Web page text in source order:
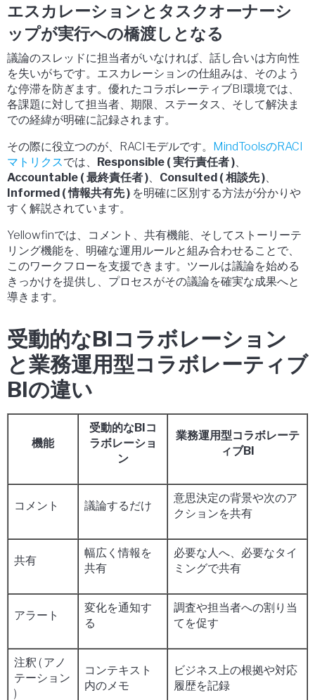
エスカレーションとタスクオーナーシ
ップが実行への橋渡しとなる
議論のスレッドに担当者がいなければ、話し合いは方向性
を失いがちです。エスカレーションの仕組みは、そのよう
な停滞を防ぎます。優れたコラボレーティブBI環境では、
各課題に対して担当者、期限、ステータス、そして解決ま
での経緯が明確に記録されます。
その際に役立つのが、RACIモデルです。 MindToolsのRACI
マトリクスでは、 Responsible ( 実行責任者 )
Accountable ( 最終責任者 )
Consulted ( 相談先 )
Informed ( 情報共有先 ) を明確に区別する方法が分かりや
すく解説されています。
Yellowfinでは、コメント、共有機能、そしてストーリーテ
リング機能を、明確な運用ルールと組み合わせることで、
このワークフローを支援できます。ツールは議論を始める
きっかけを提供し、プロセスがその議論を確実な成果へと
導きます。
受動的なBIコラボレーション
と業務運用型コラボレーティブ
BIの違い
機能
受動的なBIコ
ラボレーショ
ン
業務運用型コラボレーテ
ィブBI
コメント 議論するだけ
意思決定の背景や次のア
クションを共有
共有
幅広く情報を
共有
必要な人へ、必要なタイ
ミングで共有
アラート
変化を通知す
る
調査や担当者への割り当
てを促す
注釈 ( アノ
テーション
)
コンテキスト
内のメモ
ビジネス上の根拠や対応
履歴を記録